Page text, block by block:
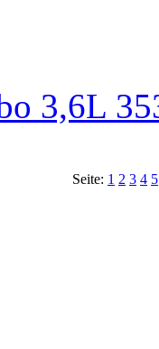
3,6L
Seite: 1 2 3 4 5